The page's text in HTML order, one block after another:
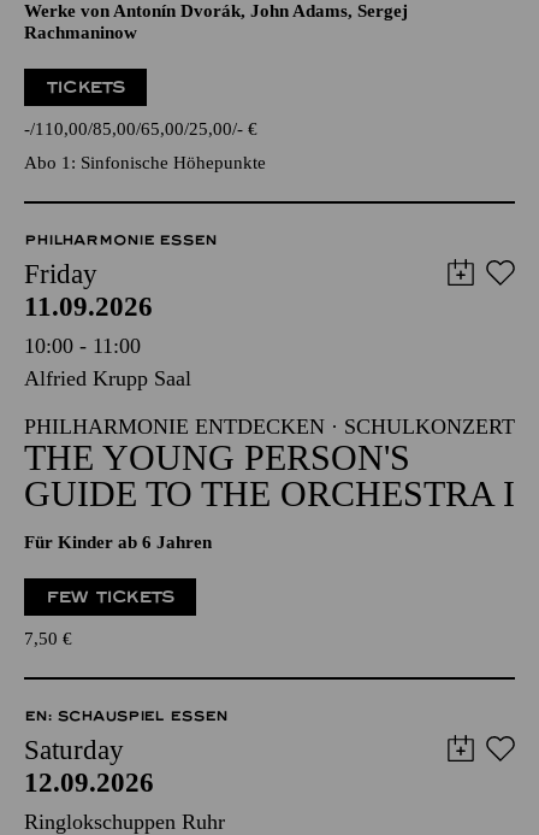
Werke von Antonín Dvorák, John Adams, Sergej
Rachmaninow
TICKETS
- 110,00 85,00 65,00 25,00 - €
Abo 1: Sinfonische Höhepunkte
PHILHARMONIE ESSEN
Friday
11.09.2026
10:00 - 11:00
Alfried Krupp Saal
PHILHARMONIE ENTDECKEN · SCHULKONZERT
THE YOUNG PERSON'S
GUIDE TO THE ORCHESTRA I
Für Kinder ab 6 Jahren
FEW TICKETS
7,50 €
EN: SCHAUSPIEL ESSEN
Saturday
12.09.2026
Ringlokschuppen Ruhr